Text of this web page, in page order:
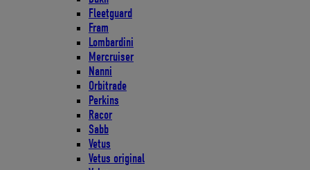
Fleetguard
Fram
Lombardini
Mercruiser
Nanni
Orbitrade
Perkins
Racor
Sabb
Vetus
Vetus original